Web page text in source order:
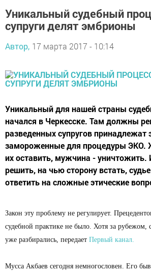
Уникальный судебный
супруги делят эмбрионы
Автор, 17 марта 2017 - 10:14
Уникальный для нашей страны
начался в Черкесске. Там должны
разведенных супругов
замороженные для процедуры ЭКО.
их оставить, мужчина - уничтожить.
решить, на чью сторону встать,
ответить на сложные этические
Закон эту проблему не регулирует.
судебной практике не было. Хотя за
уже разбирались, передает Первый канал.
Мусса Акбаев сегодня немногословен. Его